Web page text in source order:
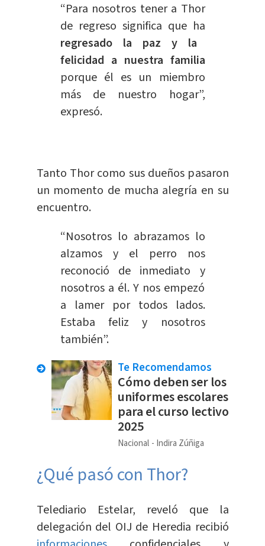
“Para nosotros tener a Thor
de regreso significa que ha
regresado la paz y la
felicidad a nuestra familia
porque él es un miembro
más de nuestro hogar”,
expresó.
Tanto Thor como sus dueños pasaron
un momento de mucha alegría en su
encuentro.
“Nosotros lo abrazamos lo
alzamos y el perro nos
reconoció de inmediato y
nosotros a él. Y nos empezó
a lamer por todos lados.
Estaba feliz y nosotros
también”.
Te Recomendamos
Cómo deben ser los
uniformes escolares
para el curso lectivo
2025
Nacional Indira Zúñiga
¿Qué pasó con Thor?
Telediario Estelar, reveló que la
delegación del OIJ de Heredia recibió